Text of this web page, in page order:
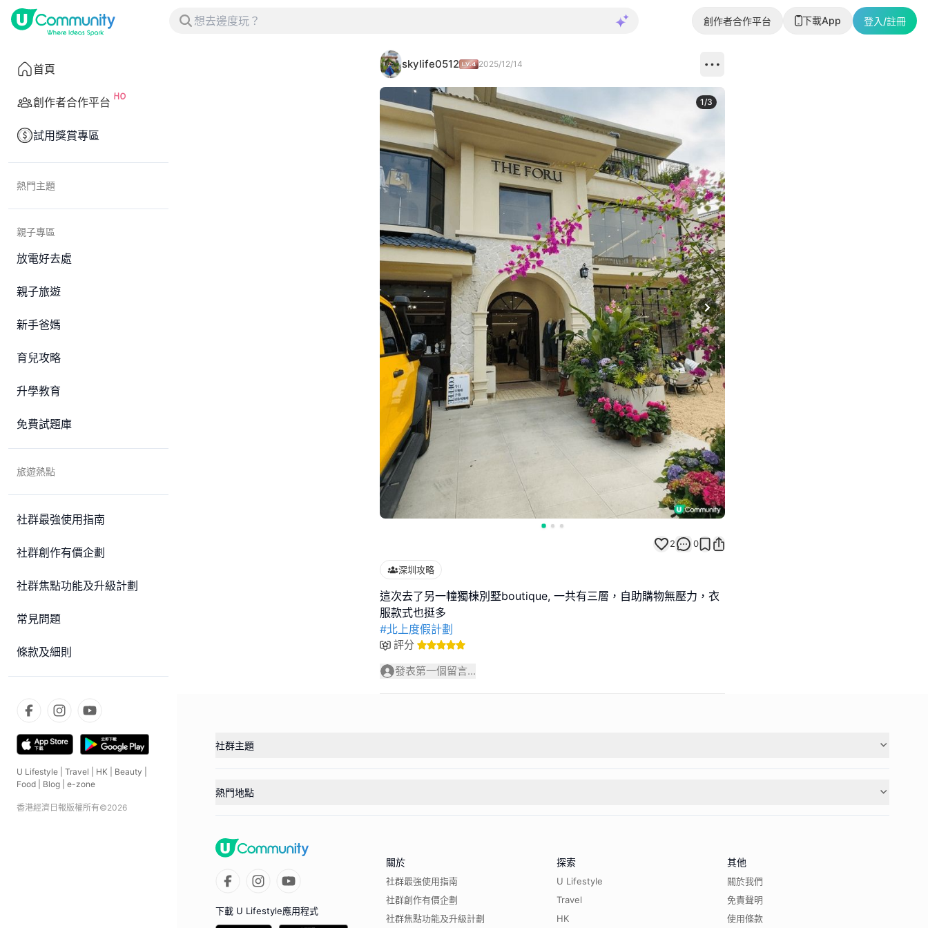
創作者合作平台 下載App 登入/註冊
首頁
創作者合作平台
試用獎賞專區
熱門主題
親子專區
放電好去處
親子旅遊
新手爸媽
育兒攻略
升學教育
免費試題庫
旅遊熱點
社群最強使用指南
社群創作有價企劃
社群焦點功能及升級計劃
常見問題
條款及細則
U Lifestyle Travel HK Beauty
Food
Blog e-zone
香港經濟日報版權所有©2026
skylife0512 2025/12/14
Next slide
1/3
2 0
深圳攻略
這次去了另一幢獨棟別墅boutique, 一共有三層，自助購物無壓力，衣
#北上度假計劃
評分
發表第一個留言...
社群主題
熱門地點
下載 U Lifestyle應用程式
關於
社群最強使用指南
社群創作有價企劃
社群焦點功能及升級計劃
探索
U Lifestyle
Travel
HK
其他
關於我們
免責聲明
使用條款